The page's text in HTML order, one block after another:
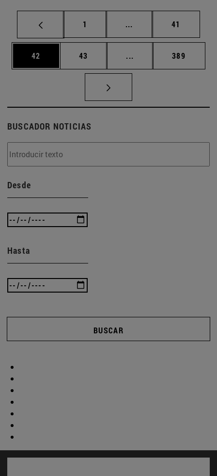
Página
1 ... Páginas intermedias
Página
41
Página
42 Página
43 ... Páginas intermedias
Página
389
BUSCADOR NOTICIAS
Desde
Hasta
BUSCAR